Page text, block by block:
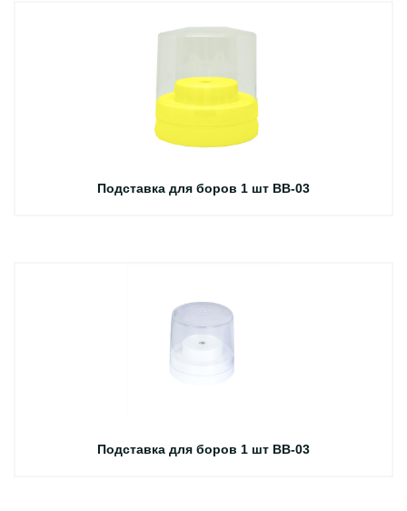
Подставка для боров 1 шт BB-03
Подставка для боров 1 шт BB-03